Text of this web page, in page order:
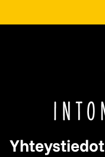
Yhteystiedot